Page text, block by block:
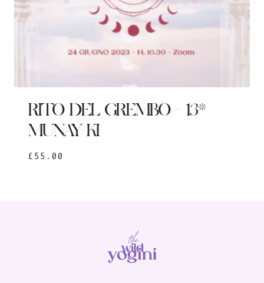
RITO DEL GREMBO – 13*
MUNAY-KI
£ 55.00